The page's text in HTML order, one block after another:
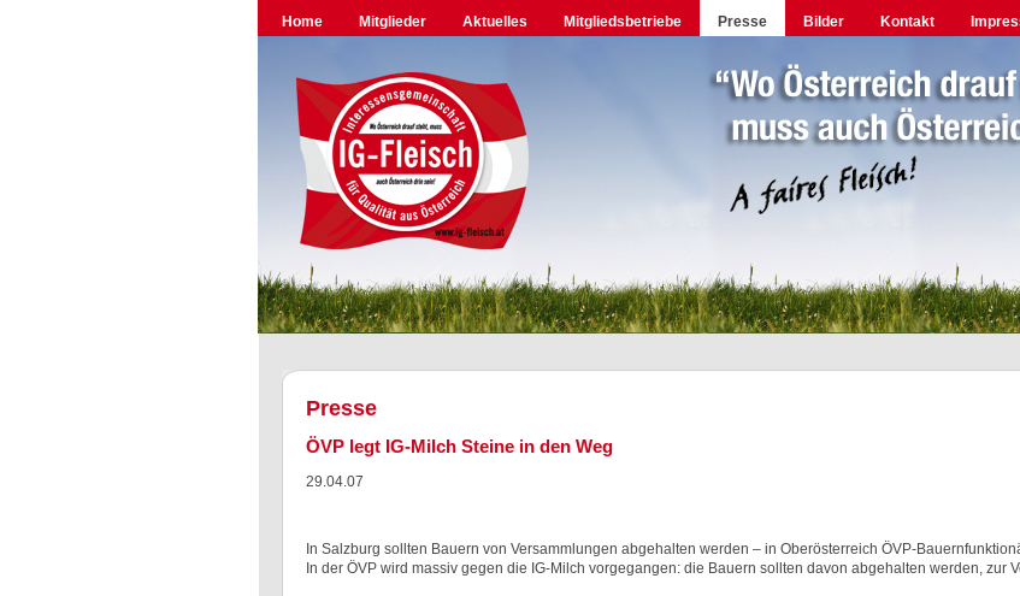
Home Mitglieder Aktuelles Mitgliedsbetriebe Presse Bilder Kontakt
Presse
ÖVP legt IG-Milch Steine in den Weg
29.04.07
In Salzburg sollten Bauern von Versammlungen abgehalten werden – in Oberösterreich ÖVP-
In der ÖVP wird massiv gegen die IG-Milch vorgegangen: die Bauern sollten davon abgehalten werden, zur